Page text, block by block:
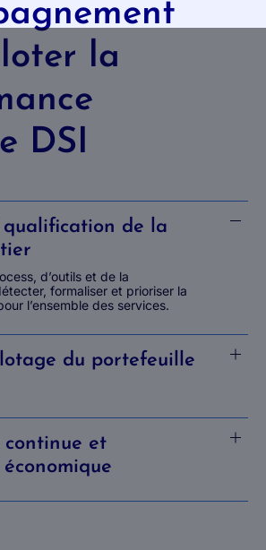
la
DSI
de la
d’outils et de la
formaliser et prioriser la
l’ensemble des services.
du portefeuille
et